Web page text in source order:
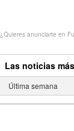
¿Quieres anunciarte en
Las noticias
Última semana